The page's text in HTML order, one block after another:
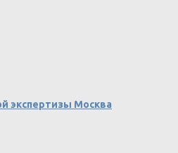
экспертизы Москва